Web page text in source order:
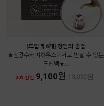
[드립백 6개] 장인의 숨결
★전광수커피하우스에서도 만날 수 있는
드립백★...
30% 할인 9,100원 13,000원